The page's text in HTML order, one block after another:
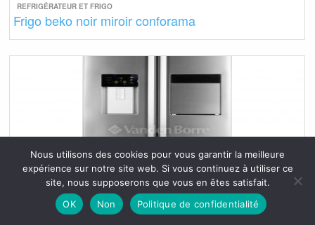
REFRIGÉRATEUR ET FRIGO
Frigo beko noir miroir conforama
Nous utilisons des cookies pour vous garantir la meilleure
expérience sur notre site web. Si vous continuez à utiliser ce
site, nous supposerons que vous en êtes satisfait.
OK
Non Politique de confidentialité